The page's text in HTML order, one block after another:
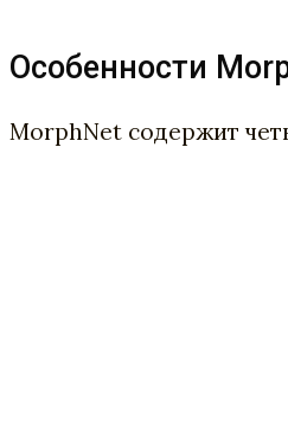
Особенности
MorphNet содержит